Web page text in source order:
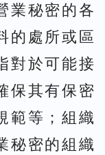
業秘密的各
的處所或區
對於可能接
保其有保密
範等；組織
秘密的組織